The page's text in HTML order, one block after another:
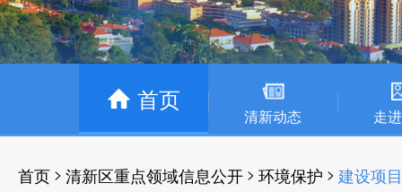
首页
清新动态 走
首页 > 清新区重点领域信息公开 > 环境保护 > 建设项